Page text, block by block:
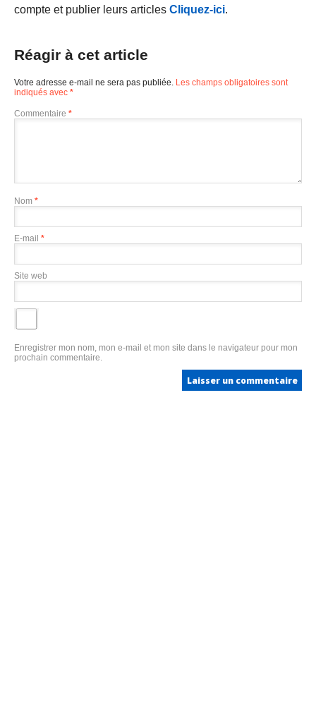
compte et publier leurs articles Cliquez-ici.
Réagir à cet article
Votre adresse e-mail ne sera pas publiée. Les champs obligatoires sont
indiqués avec *
Commentaire *
Nom *
E-mail *
Site web
Enregistrer mon nom, mon e-mail et mon site dans le navigateur pour mon
prochain commentaire.